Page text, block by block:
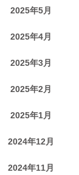
2025年5月
2025年4月
2025年3月
2025年2月
2025年1月
2024年12月
2024年11月